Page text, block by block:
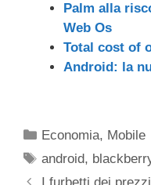
Palm alla
Web Os
Total cost of
Android: la
Categorie
Economia, Mobile
Tag
android,
I furbetti dei